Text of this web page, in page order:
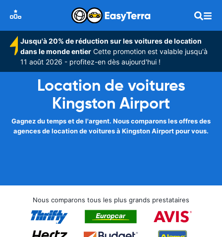
Jusqu'à 20% de réduction sur les voitures de location
dans le monde entier Cette promotion est valable jusqu'à
11 août 2026 - profitez-en dès aujourd'hui !
Location de voitures
Kingston Airport
Gagnez du temps et de l'argent. Nous comparons les offres des
agences de location de voitures à Kingston Airport pour vous.
Nous comparons tous les plus grands prestataires